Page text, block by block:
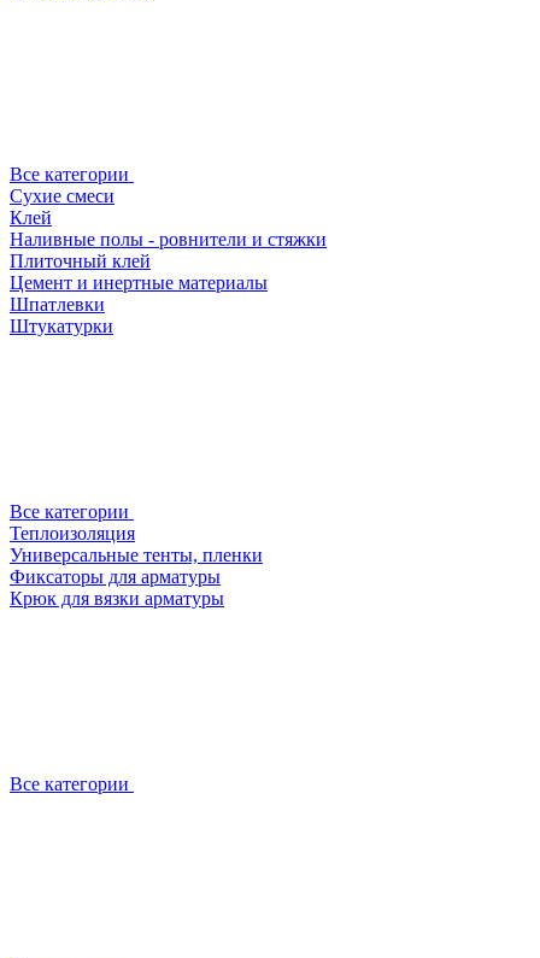
Все категории
Сухие смеси
Клей
Наливные полы - ровнители и стяжки
Плиточный клей
Цемент и инертные материалы
Шпатлевки
Штукатурки
Все категории
Теплоизоляция
Универсальные тенты, пленки
Фиксаторы для арматуры
Крюк для вязки арматуры
Все категории